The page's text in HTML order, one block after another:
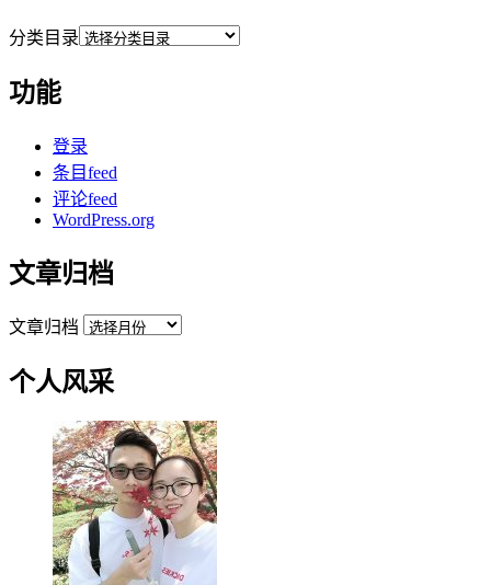
分类目录
功能
登录
条目feed
评论feed
WordPress.org
文章归档
文章归档
个人风采